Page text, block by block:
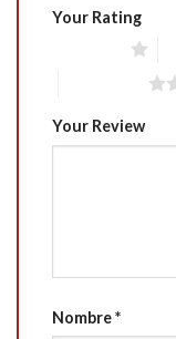
Your Rating
Your Review
Nombre*